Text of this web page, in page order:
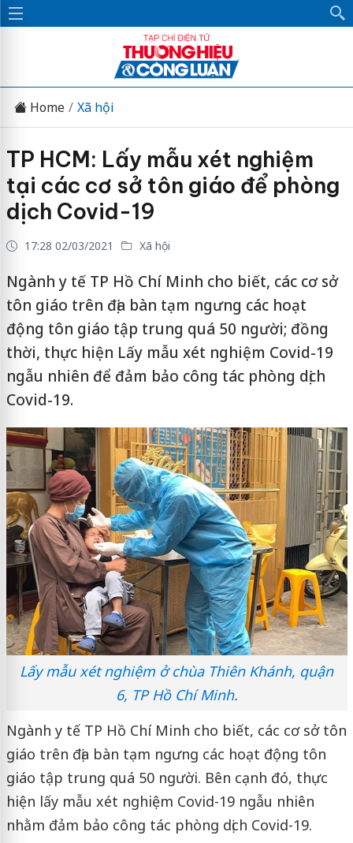
Home Xã hội
TP HCM: Lấy mẫu xét nghiệm
tại các cơ sở tôn giáo để phòng
dịch Covid-19
17:28 02/03/2021 Xã hội
Ngành y tế TP Hồ Chí Minh cho biết, các cơ sở
tôn giáo trên địa bàn tạm ngưng các hoạt
động tôn giáo tập trung quá 50 người; đồng
thời, thực hiện Lấy mẫu xét nghiệm Covid-19
ngẫu nhiên để đảm bảo công tác phòng dịch
Covid-19.
Lấy mẫu xét nghiệm ở chùa Thiên Khánh, quận
6, TP Hồ Chí Minh.
Ngành y tế TP Hồ Chí Minh cho biết, các cơ sở tôn
giáo trên địa bàn tạm ngưng các hoạt động tôn
giáo tập trung quá 50 người. Bên cạnh đó, thực
hiện lấy mẫu xét nghiệm Covid-19 ngẫu nhiên
nhằm đảm bảo công tác phòng dịch Covid-19.